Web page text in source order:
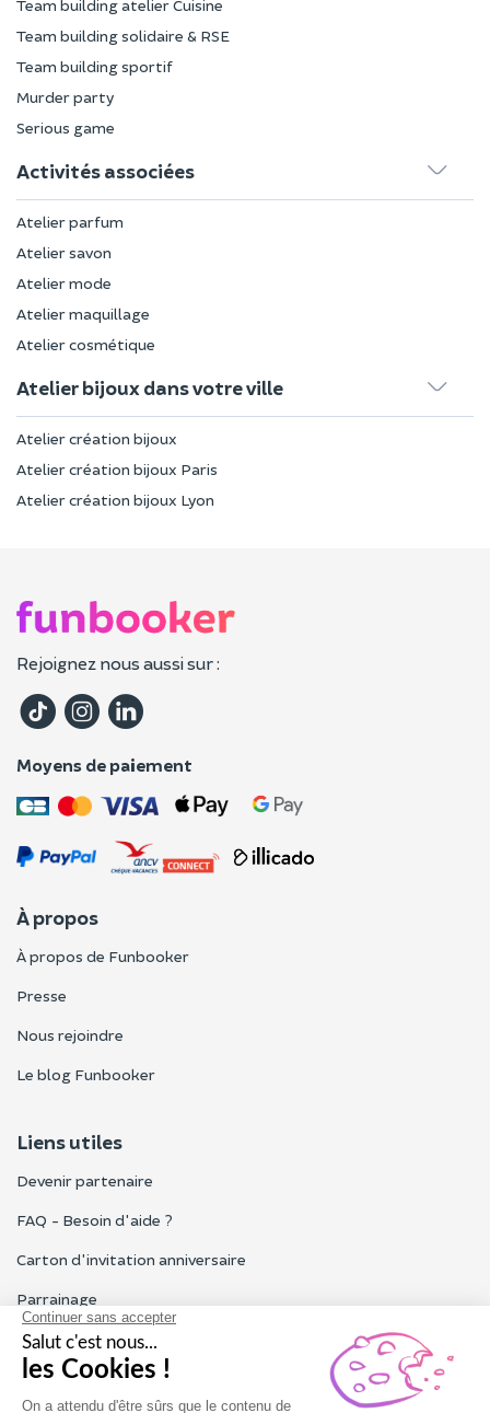
Team building atelier Cuisine
Team building solidaire & RSE
Team building sportif
Murder party
Serious game
Activités associées
Atelier parfum
Atelier savon
Atelier mode
Atelier maquillage
Atelier cosmétique
Atelier bijoux dans votre ville
Atelier création bijoux
Atelier création bijoux Paris
Atelier création bijoux Lyon
Rejoignez nous aussi sur :
Moyens de paiement
À propos
À propos de Funbooker
Presse
Nous rejoindre
Le blog Funbooker
Liens utiles
Devenir partenaire
FAQ - Besoin d'aide ?
Carton d'invitation anniversaire
Parrainage
Tous les avis Funbooker
Particuliers, entreprises, professionnels